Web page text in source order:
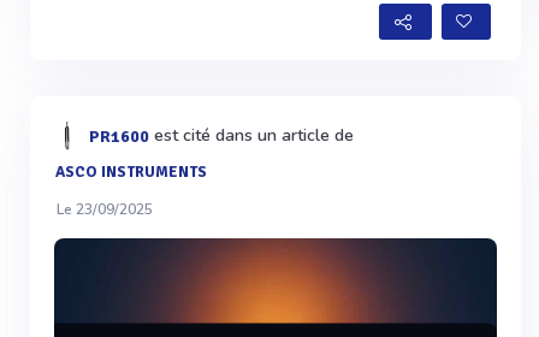
PR1600 est cité dans un article de
ASCO INSTRUMENTS
Le 23/09/2025